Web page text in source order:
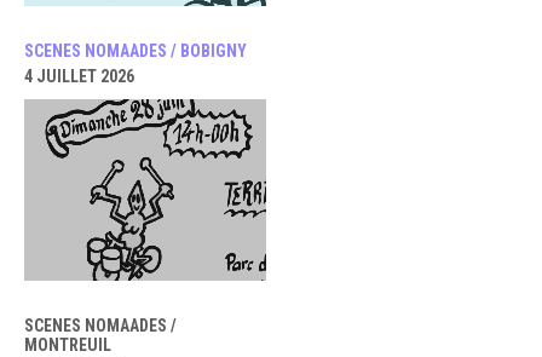
SCENES NOMAADES / BOBIGNY
4 JUILLET 2026
SCENES NOMAADES /
MONTREUIL